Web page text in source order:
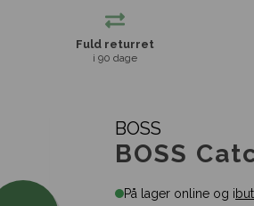
Fuld returret
i 90 dage
BOSS
BOSS
På lager online og i